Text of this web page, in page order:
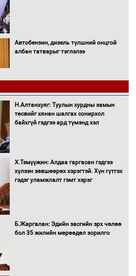
Автобензин, дизель түлшний онцгой
албан татварыг тэглэлээ
Санхүүгийн хэмнэлтийн горимд эрүүл
мэндийн салбар хамаарахгүй
Нөөцийн махны худалдаа,
борлуулалтыг нээлттэй ил тод
болгоно
төлөвлөгөө”-гөө танилцуулна
Н.Алтанхуяг: Туулын хурдны замын
төсвийг хянан шалгах сонирхол
байхгүй гэдгээ ард түмэнд хэл
Х.Тэмүүжин: Алдаа гаргасан гэдгээ
хүлээн зөвшөөрөх хэрэгтэй. Хүн гүтгэх
гэдэг уламжлалт гэмт хэрэг
Б.Жаргалан: Эдийн засгийн эрх чөлөө
бол 35 жилийн мөрөөдөл зорилго